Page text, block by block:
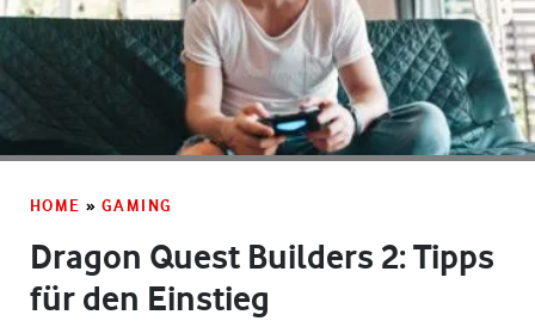
HOME » GAMING
Dragon Quest Builders 2: Tipps
für den Einstieg